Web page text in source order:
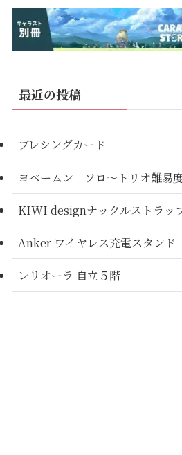
最近の投稿
ブレシングカード
ヨベームン ソロ～トリオ難易
KIWI designナックルストラッ
Anker ワイヤレス充電スタンド
レリオーラ 自立５階